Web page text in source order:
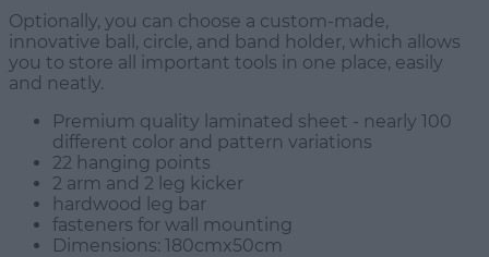
Optionally, you can choose a custom-made,
innovative ball, circle, and band holder, which allows
you to store all important tools in one place, easily
and neatly.
Premium quality laminated sheet - nearly 100
different color and pattern variations
22 hanging points
2 arm and 2 leg kicker
hardwood leg bar
fasteners for wall mounting
Dimensions: 180cmx50cm